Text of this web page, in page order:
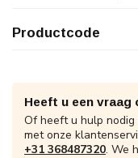
Productcode
Heeft u een
Of heeft u hulp
met onze
+31 368487320. We